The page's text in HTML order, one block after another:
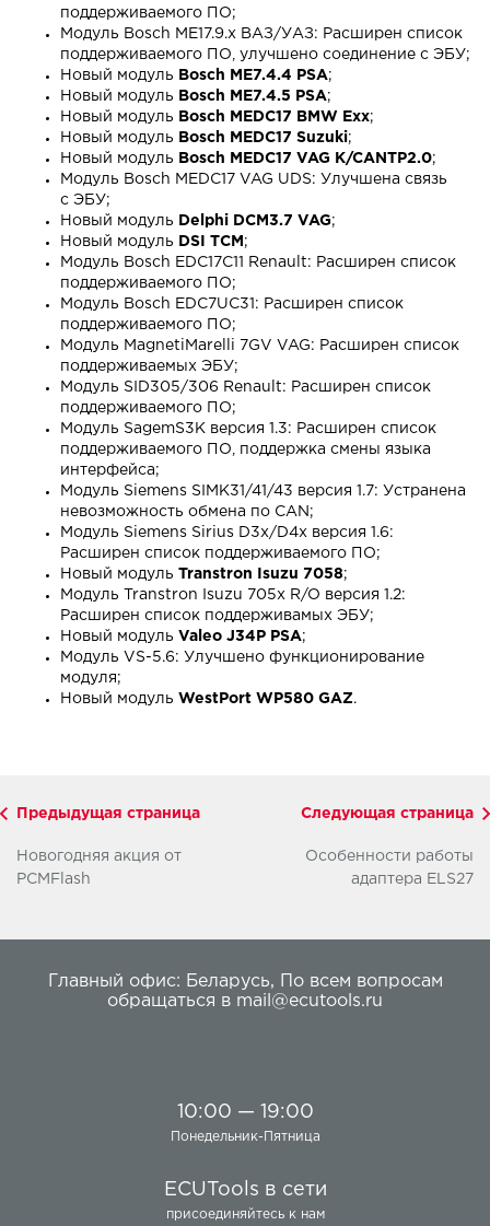
поддерживаемого ПО;
Модуль Bosch ME17.9.x ВАЗ/УАЗ: Расширен список
поддерживаемого ПО, улучшено соединение с ЭБУ;
Новый модуль
Bosch ME7.4.4 PSA;
Новый модуль
Bosch ME7.4.5 PSA;
Новый модуль
Bosch MEDC17 BMW Exx;
Новый модуль
Bosch MEDC17 Suzuki;
Новый модуль
Bosch MEDC17 VAG K/CANTP2.0;
Модуль Bosch MEDC17 VAG UDS: Улучшена связь
с ЭБУ;
Новый модуль
Delphi DCM3.7 VAG;
Новый модуль
DSI TCM ;
Модуль Bosch EDC17C11 Renault: Расширен список
поддерживаемого ПО;
Модуль Bosch EDC7UC31: Расширен список
поддерживаемого ПО;
Модуль MagnetiMarelli 7GV VAG: Расширен список
поддерживаемых ЭБУ;
Модуль SID305/306 Renault: Расширен список
поддерживаемого ПО;
Модуль SagemS3K версия 1.3: Расширен список
поддерживаемого ПО, поддержка смены языка
интерфейса;
Модуль Siemens SIMK31/41/43 версия 1.7: Устранена
невозможность обмена по CAN;
Модуль Siemens Sirius D3x/D4x версия 1.6:
Расширен список поддерживаемого ПО;
Новый модуль Transtron Isuzu 7058;
Модуль Transtron Isuzu 705x R/O версия 1.2:
Расширен список поддерживамых ЭБУ;
Новый модуль Valeo J34P PSA;
Модуль VS-5.6: Улучшено функционирование
модуля;
Новый модуль WestPort WP580 GAZ.
Предыдущая страница
Новогодняя акция от
PCMFlash
Следующая страница
Особенности работы
адаптера ELS27
Главный офис: Беларусь,
По всем вопросам
обращаться в mail@ecutools.ru
10:00 — 19:00
Понедельник-Пятница
ECUTools в сети
присоединяйтесь к нам